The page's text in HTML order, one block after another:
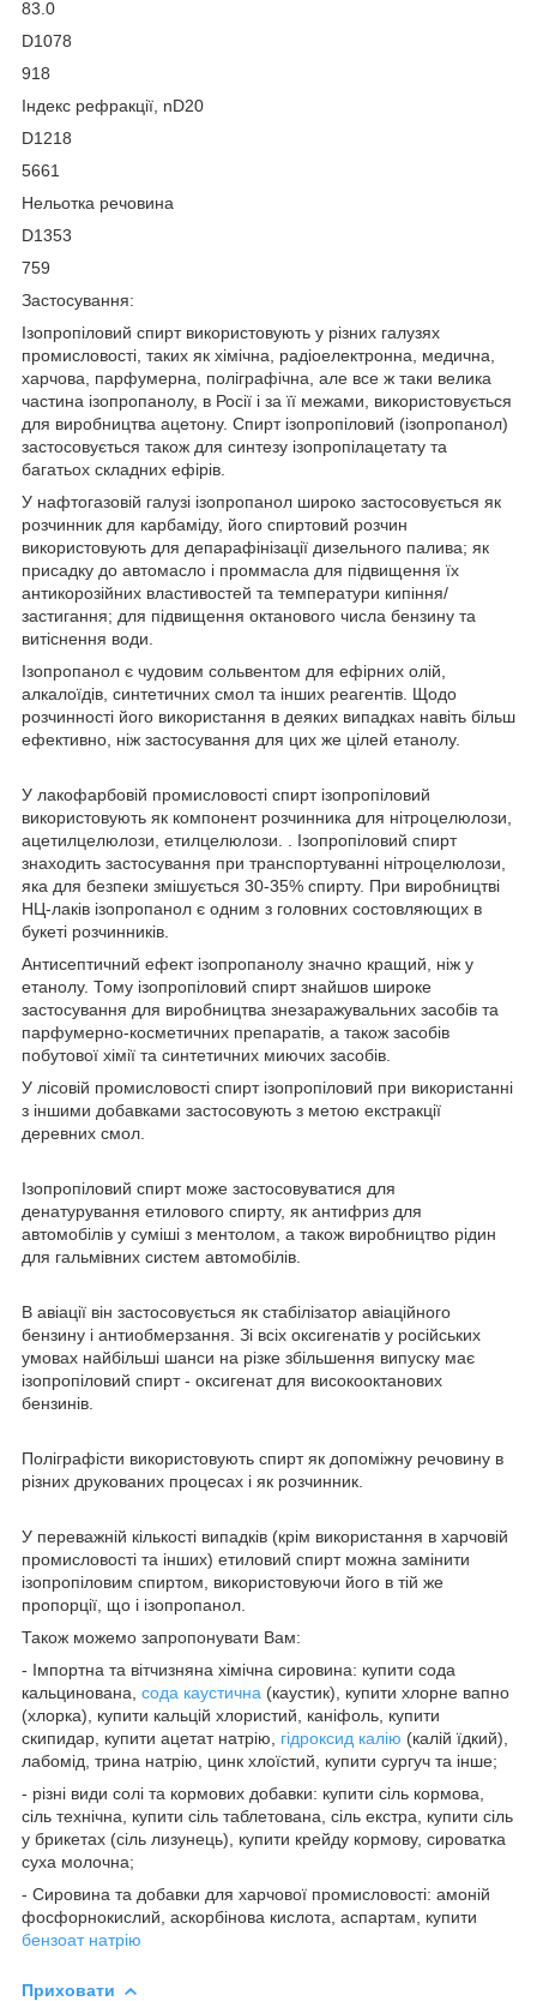
83.0
D1078
918
Індекс рефракції, nD20
D1218
5661
Нельотка речовина
D1353
759
Застосування:
Ізопропіловий спирт використовують у різних галузях
промисловості, таких як хімічна, радіоелектронна, медична,
харчова, парфумерна, поліграфічна, але все ж таки велика
частина ізопропанолу, в Росії і за її межами, використовується
для виробництва ацетону. Спирт ізопропіловий (ізопропанол)
застосовується також для синтезу ізопропілацетату та
багатьох складних ефірів.
У нафтогазовій галузі ізопропанол широко застосовується як
розчинник для карбаміду, його спиртовий розчин
використовують для депарафінізації дизельного палива; як
присадку до автомасло і проммасла для підвищення їх
антикорозійних властивостей та температури кипіння/
застигання; для підвищення октанового числа бензину та
витіснення води.
Ізопропанол є чудовим сольвентом для ефірних олій,
алкалоїдів, синтетичних смол та інших реагентів. Щодо
розчинності його використання в деяких випадках навіть більш
ефективно, ніж застосування для цих же цілей етанолу.
У лакофарбовій промисловості спирт ізопропіловий
використовують як компонент розчинника для нітроцелюлози,
ацетилцелюлози, етилцелюлози. . Ізопропіловий спирт
знаходить застосування при транспортуванні нітроцелюлози,
яка для безпеки змішується 30-35% спирту. При виробництві
НЦ-лаків ізопропанол є одним з головних состовляющих в
букеті розчинників.
Антисептичний ефект ізопропанолу значно кращий, ніж у
етанолу. Тому ізопропіловий спирт знайшов широке
застосування для виробництва знезаражувальних засобів та
парфумерно-косметичних препаратів, а також засобів
побутової хімії та синтетичних миючих засобів.
У лісовій промисловості спирт ізопропіловий при використанні
з іншими добавками застосовують з метою екстракції
деревних смол.
Ізопропіловий спирт може застосовуватися для
денатурування етилового спирту, як антифриз для
автомобілів у суміші з ментолом, а також виробництво рідин
для гальмівних систем автомобілів.
В авіації він застосовується як стабілізатор авіаційного
бензину і антиобмерзання. Зі всіх оксигенатів у російських
умовах найбільші шанси на різке збільшення випуску має
ізопропіловий спирт - оксигенат для високооктанових
бензинів.
Поліграфісти використовують спирт як допоміжну речовину в
різних друкованих процесах і як розчинник.
У переважній кількості випадків (крім використання в харчовій
промисловості та інших) етиловий спирт можна замінити
ізопропіловим спиртом, використовуючи його в тій же
пропорції, що і ізопропанол.
Також можемо запропонувати Вам:
- Імпортна та вітчизняна хімічна сировина: купити сода
кальцинована, сода каустична (каустик), купити хлорне вапно
(хлорка), купити кальцій хлористий, каніфоль, купити
скипидар, купити ацетат натрію, гідроксид калію (калій їдкий),
лабомід, трина натрію, цинк хлоїстий, купити сургуч та інше;
- різні види солі та кормових добавки: купити сіль кормова,
сіль технічна, купити сіль таблетована, сіль екстра, купити сіль
у брикетах (сіль лизунець), купити крейду кормову, сироватка
суха молочна;
- Сировина та добавки для харчової промисловості: амоній
фосфорнокислий, аскорбінова кислота, аспартам, купити
бензоат натрію
Приховати